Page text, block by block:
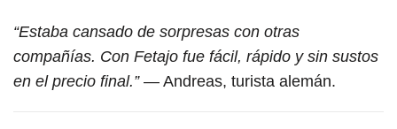
“Estaba cansado de sorpresas con otras
compañías. Con Fetajo fue fácil, rápido y sin sustos
en el precio final.”— Andreas, turista alemán.